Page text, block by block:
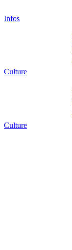
Infos
Culture
Culture